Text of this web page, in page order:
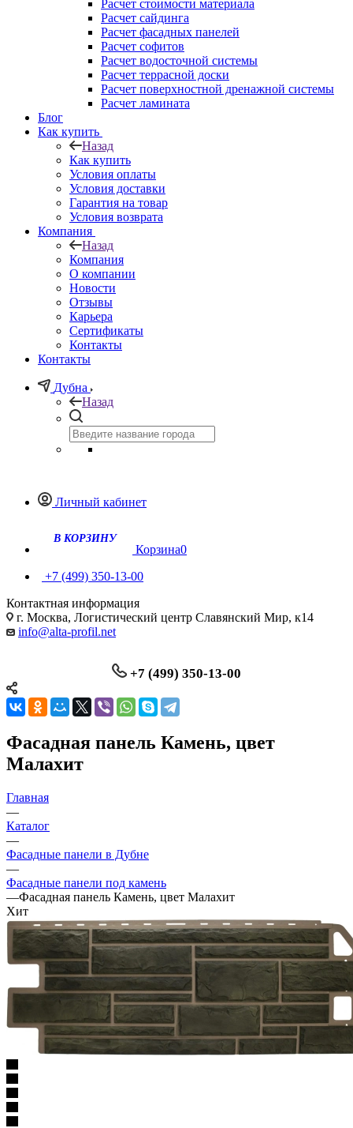
Расчет стоимости материала
Расчет сайдинга
Расчет фасадных панелей
Расчет софитов
Расчет водосточной системы
Расчет террасной доски
Расчет поверхностной дренажной системы
Расчет ламината
Блог
Как купить
Назад
Как купить
Условия оплаты
Условия доставки
Гарантия на товар
Условия возврата
Компания
Назад
Компания
О компании
Новости
Отзывы
Карьера
Сертификаты
Контакты
Контакты
Дубна
Назад
Личный кабинет
Корзина0
+7 (499) 350-13-00
Контактная информация
г. Москва, Логистический центр Славянский Мир, к14
info@alta-profil.net
+7 (499) 350-13-00
Фасадная панель Камень, цвет
Малахит
Главная
—
Каталог
—
Фасадные панели в Дубне
—
Фасадные панели под камень
—Фасадная панель Камень, цвет Малахит
Хит